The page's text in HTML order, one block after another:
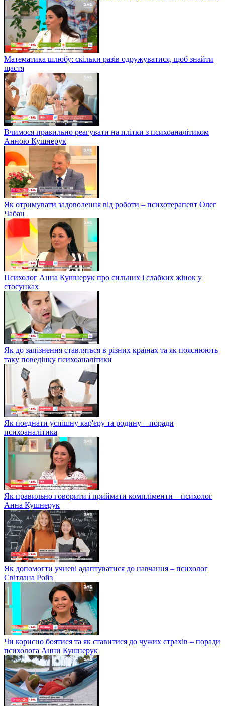
Математика шлюбу: скільки разів одружуватися, щоб знайти
щастя
Вчимося правильно реагувати на плітки з психоаналітиком
Анною Кушнерук
Як отримувати задоволення від роботи – психотерапевт Олег
Чабан
Психолог Анна Кушнерук про сильних і слабких жінок у
стосунках
Як до запізнення ставляться в різних країнах та як пояснюють
таку поведінку психоаналітики
Як поєднати успішну кар'єру та родину – поради
психоаналітика
Як правильно говорити і приймати компліменти – психолог
Анна Кушнерук
Як допомогти учневі адаптуватися до навчання – психолог
Світлана Ройз
Чи корисно боятися та як ставитися до чужих страхів – поради
психолога Анни Кушнерук